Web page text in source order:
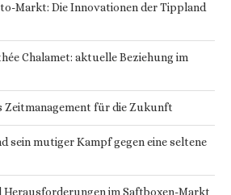
Markt: Die Innovationen der Tippland
Chalamet: aktuelle Beziehung im
Zeitmanagement für die Zukunft
sein mutiger Kampf gegen eine seltene
im Saftboxen-Markt